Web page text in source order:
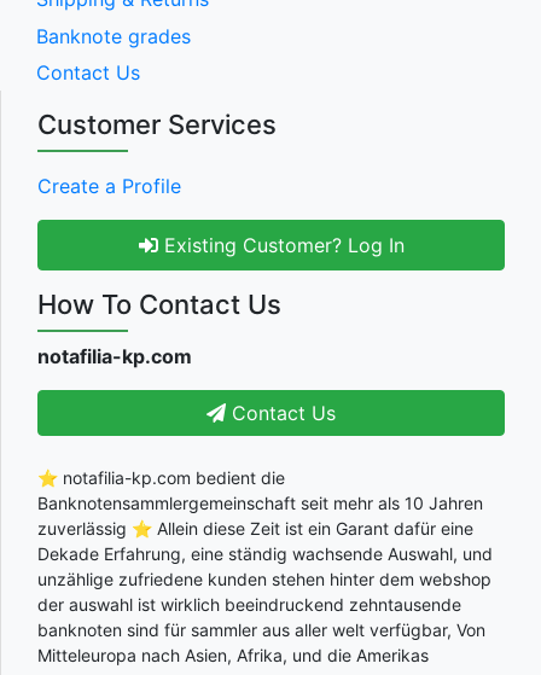
Banknote grades
Contact Us
Customer Services
Create a Profile
Existing Customer? Log In
How To Contact Us
notafilia-kp.com
Contact Us
⭐ notafilia-kp.com bedient die
Banknotensammlergemeinschaft seit mehr als 10 Jahren
zuverlässig ⭐ Allein diese Zeit ist ein Garant dafür eine
Dekade Erfahrung, eine ständig wachsende Auswahl, und
unzählige zufriedene kunden stehen hinter dem webshop
der auswahl ist wirklich beeindruckend zehntausende
banknoten sind für sammler aus aller welt verfügbar, Von
Mitteleuropa nach Asien, Afrika, und die Amerikas